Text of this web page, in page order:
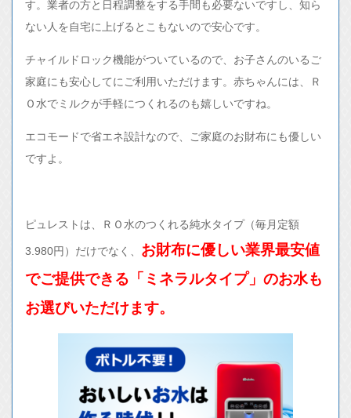
す。業者の方と日程調整をする手間も必要ないですし、知ら
ない人を自宅に上げるとこもないので安心です。
チャイルドロック機能がついているので、お子さんのいるご
家庭にも安心してにご利用いただけます。赤ちゃんには、Ｒ
Ｏ水でミルクが手軽につくれるのも嬉しいですね。
エコモードで省エネ設計なので、ご家庭のお財布にも優しい
ですよ。
ピュレストは、ＲＯ水のつくれる純水タイプ（毎月定額
3.980円）だけでなく、 お財布に優しい業界最安値
でご提供できる「ミネラルタイプ」のお水も
お選びいただけます。